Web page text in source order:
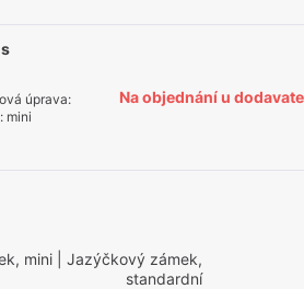
úprava:
: mini
Na objednání u
mini | Jazýčkový zámek,
standardní